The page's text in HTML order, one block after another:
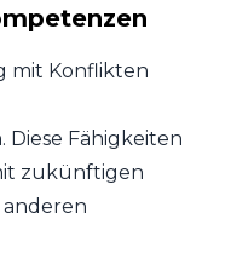
mit Konflikten
Fähigkeiten
zukünftigen